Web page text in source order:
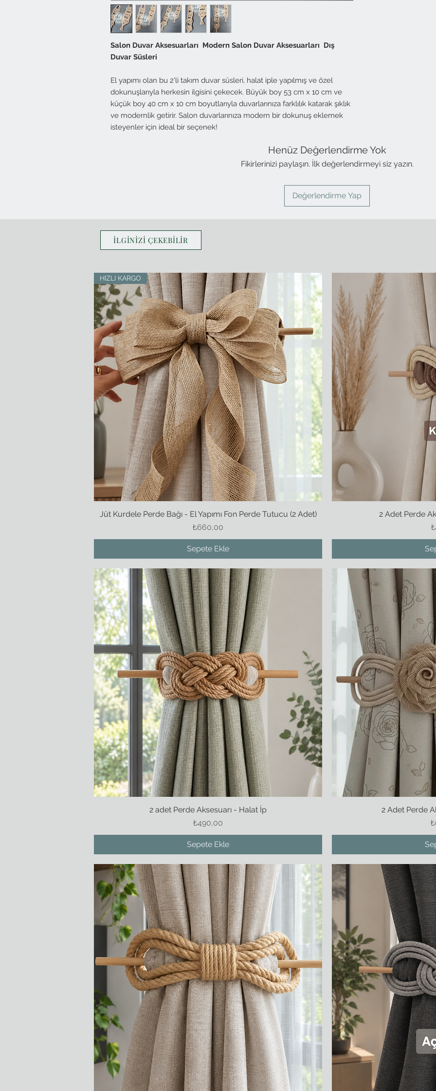
Salon Duvar Aksesuarları Modern Salon Duvar Aksesuarları Dış
Duvar Süsleri
El yapımı olan bu 2'li takım duvar süsleri, halat iple yapılmış ve özel
dokunuşlarıyla herkesin ilgisini çekecek. Büyük boy 53 cm x 10 cm ve
küçük boy 40 cm x 10 cm boyutlarıyla duvarlarınıza farklılık katarak şıklık
ve modernlik getirir. Salon duvarlarınıza modern bir dokunuş eklemek
isteyenler için ideal bir seçenek!
Henüz Değerlendirme Yok
Fikirlerinizi paylaşın. İlk değerlendirmeyi siz yazın.
Değerlendirme Yap
İLGİNİZİ ÇEKEBİLİR
Hızlı Bakış
HIZLI KARGO
Jüt Kurdele Perde Bağı - El Yapımı Fon Perde Tutucu (2 Adet)
Fiyat
₺660,00
Sepete Ekle
2 Adet Perde
Hızlı Bakış
2 adet Perde Aksesuarı - Halat İp
Fiyat
₺490,00
Sepete Ekle
2 Adet Perde